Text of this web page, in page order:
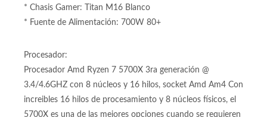
* Procesador: Ryzen 7 5700X
* Memoria: DDR4 32GB 2x16GB
* Tarjeta Gráfica: Radeon RX 6600
* Chasis Gamer: Titan M16 Blanco
* Fuente de Alimentación: 700W 80+
Procesador: